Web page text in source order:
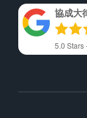
協成大
5.0 Stars